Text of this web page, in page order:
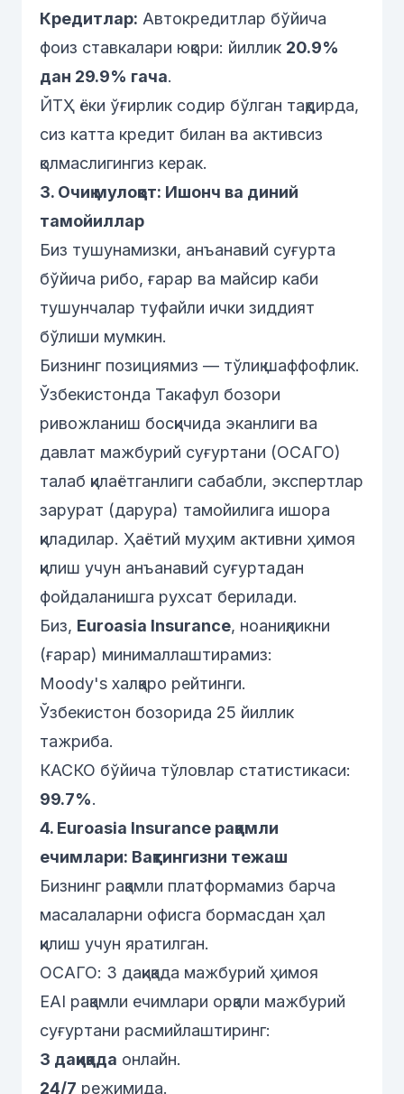
Кредитлар: Автокредитлар бўйича
фоиз ставкалари юқори: йиллик 20.9%
дан 29.9% гача.
ЙТҲ ёки ўғирлик содир бўлган тақдирда,
сиз катта кредит билан ва активсиз
қолмаслигингиз керак.
3. Очиқ мулоқот: Ишонч ва диний
тамойиллар
Биз тушунамизки, анъанавий суғурта
бўйича рибо, ғарар ва майсир каби
тушунчалар туфайли ички зиддият
бўлиши мумкин.
Бизнинг позициямиз — тўлиқ шаффофлик.
Ўзбекистонда Такафул бозори
ривожланиш босқичида эканлиги ва
давлат мажбурий суғуртани (ОСАГО)
талаб қилаётганлиги сабабли, экспертлар
зарурат (дарура) тамойилига ишора
қиладилар. Ҳаётий муҳим активни ҳимоя
қилиш учун анъанавий суғуртадан
фойдаланишга рухсат берилади.
Биз, Euroasia Insurance, ноаниқликни
(ғарар) минималлаштирамиз:
Moody's халқаро рейтинги.
Ўзбекистон бозорида 25 йиллик
тажриба.
КАСКО бўйича тўловлар статистикаси:
99.7%.
4. Euroasia Insurance рақамли
ечимлари: Вақтингизни тежаш
Бизнинг рақамли платформамиз барча
масалаларни офисга бормасдан ҳал
қилиш учун яратилган.
ОСАГО: 3 дақиқада мажбурий ҳимоя
EAI рақамли ечимлари орқали мажбурий
суғуртани расмийлаштиринг:
3 дақиқада онлайн.
24/7 режимида.